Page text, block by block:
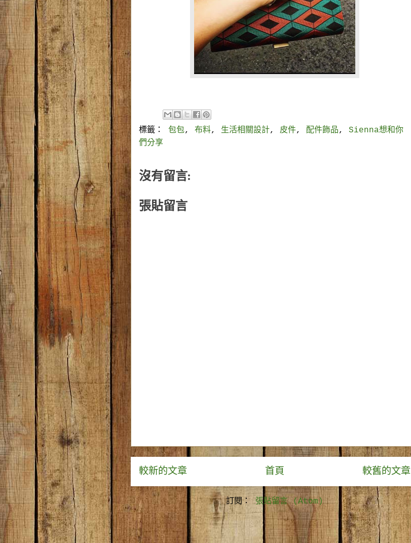
標籤： 包包, 布料, 生活相關設計, 皮件, 配件飾品, Sienna想和你
們分享
沒有留言:
張貼留言
較新的文章 較舊的文章
首頁
訂閱：張貼留言 (Atom)